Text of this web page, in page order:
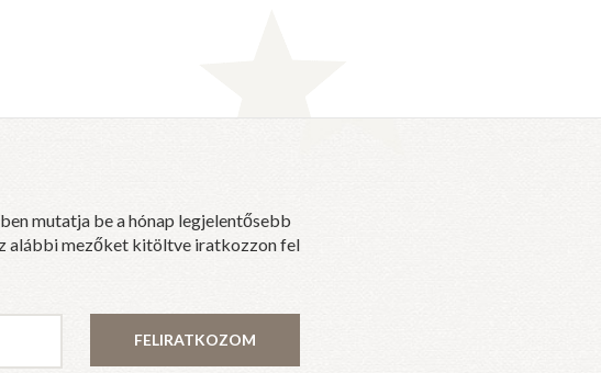
mutatja be a hónap legjelentősebb
alábbi mezőket kitöltve iratkozzon fel
FELIRATKOZOM